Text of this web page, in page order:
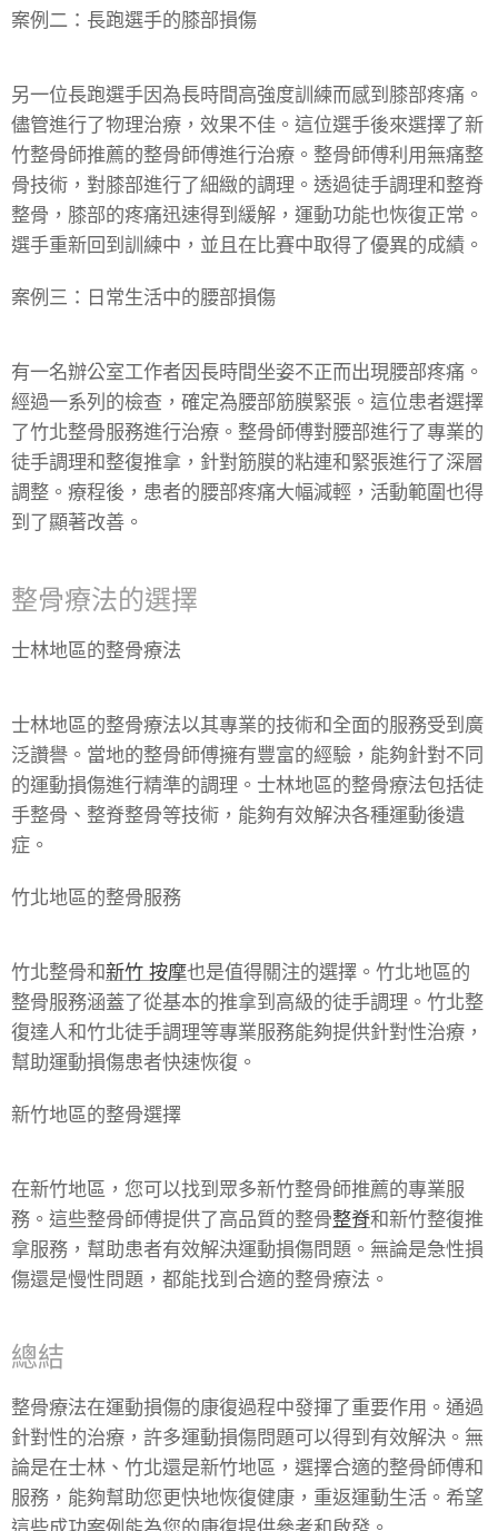
案例二：長跑選手的膝部損傷
另一位長跑選手因為長時間高強度訓練而感到膝部疼痛。
儘管進行了物理治療，效果不佳。這位選手後來選擇了新
竹整骨師推薦的整骨師傅進行治療。整骨師傅利用無痛整
骨技術，對膝部進行了細緻的調理。透過徒手調理和整脊
整骨，膝部的疼痛迅速得到緩解，運動功能也恢復正常。
選手重新回到訓練中，並且在比賽中取得了優異的成績。
案例三：日常生活中的腰部損傷
有一名辦公室工作者因長時間坐姿不正而出現腰部疼痛。
經過一系列的檢查，確定為腰部筋膜緊張。這位患者選擇
了竹北整骨服務進行治療。整骨師傅對腰部進行了專業的
徒手調理和整復推拿，針對筋膜的粘連和緊張進行了深層
調整。療程後，患者的腰部疼痛大幅減輕，活動範圍也得
到了顯著改善。
整骨療法的選擇
士林地區的整骨療法
士林地區的整骨療法以其專業的技術和全面的服務受到廣
泛讚譽。當地的整骨師傅擁有豐富的經驗，能夠針對不同
的運動損傷進行精準的調理。士林地區的整骨療法包括徒
手整骨、整脊整骨等技術，能夠有效解決各種運動後遺
症。
竹北地區的整骨服務
竹北整骨和新竹 按摩也是值得關注的選擇。竹北地區的
整骨服務涵蓋了從基本的推拿到高級的徒手調理。竹北整
復達人和竹北徒手調理等專業服務能夠提供針對性治療，
幫助運動損傷患者快速恢復。
新竹地區的整骨選擇
在新竹地區，您可以找到眾多新竹整骨師推薦的專業服
務。這些整骨師傅提供了高品質的整骨整脊和新竹整復推
拿服務，幫助患者有效解決運動損傷問題。無論是急性損
傷還是慢性問題，都能找到合適的整骨療法。
總結
整骨療法在運動損傷的康復過程中發揮了重要作用。通過
針對性的治療，許多運動損傷問題可以得到有效解決。無
論是在士林、竹北還是新竹地區，選擇合適的整骨師傅和
服務，能夠幫助您更快地恢復健康，重返運動生活。希望